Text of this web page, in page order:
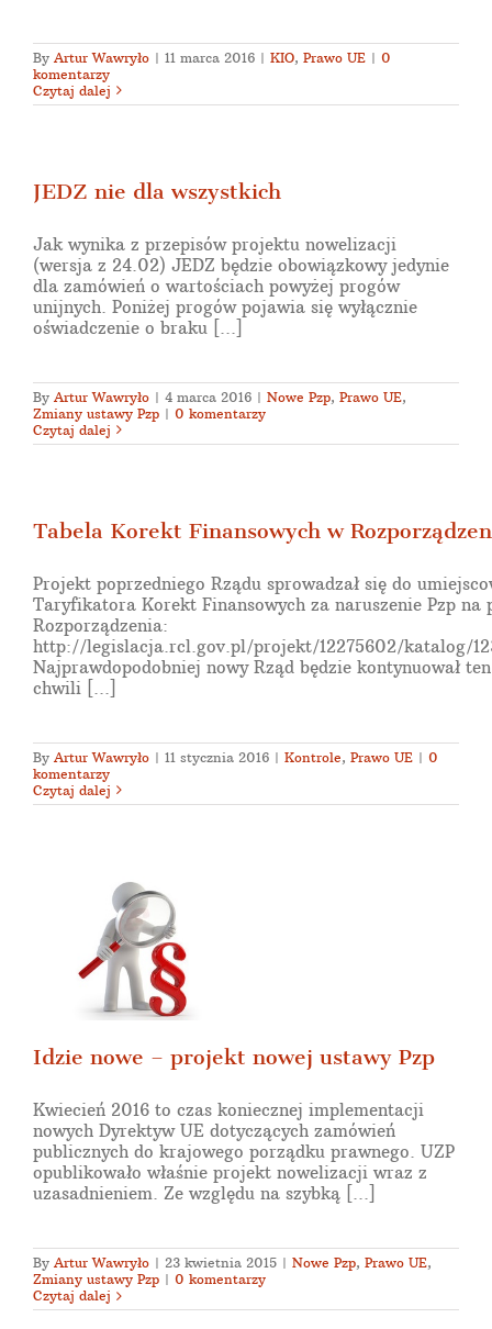
By Artur Wawryło | 11 marca 2016 | KIO, Prawo UE | 0
komentarzy
Czytaj dalej
JEDZ nie dla wszystkich
Jak wynika z przepisów projektu nowelizacji
(wersja z 24.02) JEDZ będzie obowiązkowy jedynie
dla zamówień o wartościach powyżej progów
unijnych. Poniżej progów pojawia się wyłącznie
oświadczenie o braku [...]
By Artur Wawryło | 4 marca 2016 | Nowe Pzp, Prawo UE,
Zmiany ustawy Pzp | 0 komentarzy
Czytaj dalej
Tabela Korekt Finansowych w
Projekt poprzedniego Rządu sprowadzał się do
Taryfikatora Korekt Finansowych za naruszenie Pzp na
Rozporządzenia:
http://legislacja.rcl.gov.pl/projekt/12275602/katalog/
Najprawdopodobniej nowy Rząd będzie kontynuował
chwili [...]
By Artur Wawryło | 11 stycznia 2016 | Kontrole, Prawo UE | 0
komentarzy
Czytaj dalej
Idzie nowe – projekt nowej ustawy Pzp
Kwiecień 2016 to czas koniecznej implementacji
nowych Dyrektyw UE dotyczących zamówień
publicznych do krajowego porządku prawnego. UZP
opublikowało właśnie projekt nowelizacji wraz z
uzasadnieniem. Ze względu na szybką [...]
By Artur Wawryło | 23 kwietnia 2015 | Nowe Pzp, Prawo UE,
Zmiany ustawy Pzp | 0 komentarzy
Czytaj dalej